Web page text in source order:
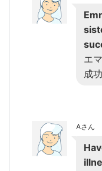
エ
成
Aさん